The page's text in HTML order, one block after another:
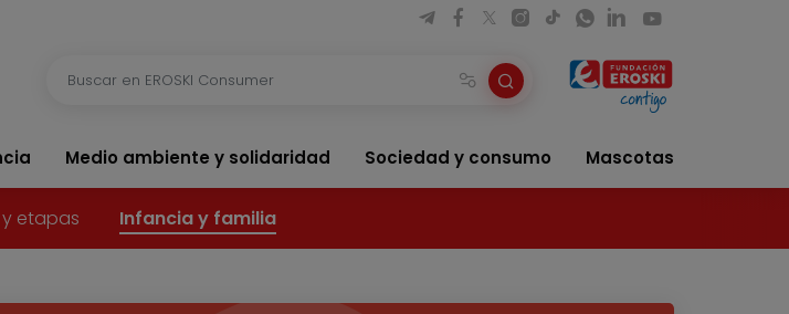
Medio ambiente y solidaridad Sociedad y consumo Mascotas
y etapas Infancia y familia